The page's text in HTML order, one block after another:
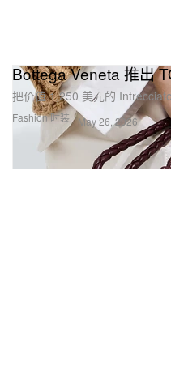
Fashion 时装
Bottega Veneta 推出
把价值 1,250 美元的
May 26, 2026